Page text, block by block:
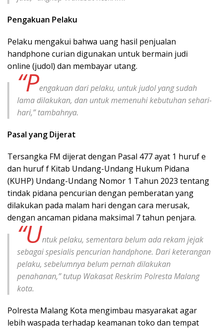
Pengakuan Pelaku
Pelaku mengakui bahwa uang hasil penjualan
handphone curian digunakan untuk bermain judi
online (judol) dan membayar utang.
“Pengakuan dari pelaku, untuk judol yang sudah
lama dilakukan, dan untuk memenuhi kebutuhan sehari-
hari,” tambahnya.
Pasal yang Dijerat
Tersangka FM dijerat dengan Pasal 477 ayat 1 huruf e
dan huruf f Kitab Undang-Undang Hukum Pidana
(KUHP) Undang-Undang Nomor 1 Tahun 2023 tentang
tindak pidana pencurian dengan pemberatan yang
dilakukan pada malam hari dengan cara merusak,
dengan ancaman pidana maksimal 7 tahun penjara.
“Untuk pelaku, sementara belum ada rekam jejak
sebagai spesialis pencurian handphone. Dari keterangan
pelaku, sebelumnya belum pernah dilakukan
penahanan,” tutup Wakasat Reskrim Polresta Malang
kota.
Polresta Malang Kota mengimbau masyarakat agar
lebih waspada terhadap keamanan toko dan tempat